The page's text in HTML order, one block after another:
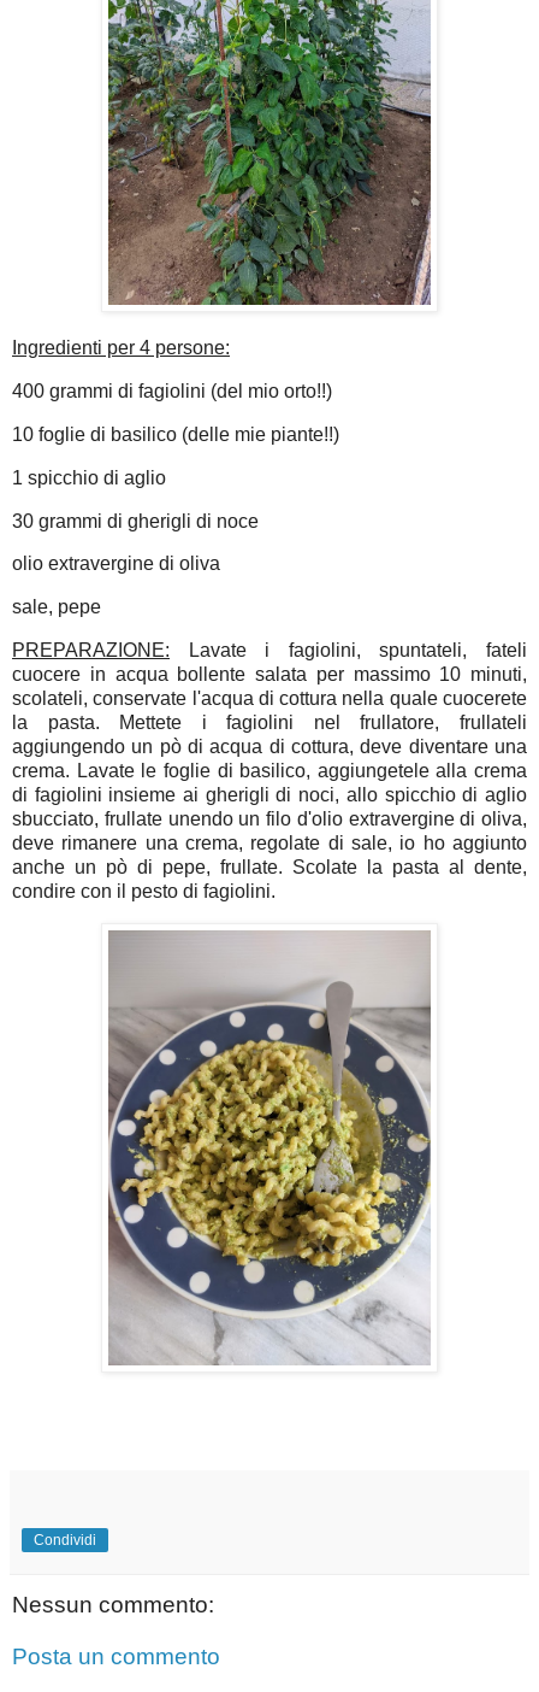
Ingredienti per 4 persone:
400 grammi di fagiolini (del mio orto!!)
10 foglie di basilico (delle mie piante!!)
1 spicchio di aglio
30 grammi di gherigli di noce
olio extravergine di oliva
sale, pepe
PREPARAZIONE: Lavate i fagiolini, spuntateli, fateli
cuocere in acqua bollente salata per massimo 10 minuti,
scolateli, conservate l'acqua di cottura nella quale cuocerete
la pasta. Mettete i fagiolini nel frullatore, frullateli
aggiungendo un pò di acqua di cottura, deve diventare una
crema. Lavate le foglie di basilico, aggiungetele alla crema
di fagiolini insieme ai gherigli di noci, allo spicchio di aglio
sbucciato, frullate unendo un filo d'olio extravergine di oliva,
deve rimanere una crema, regolate di sale, io ho aggiunto
anche un pò di pepe, frullate. Scolate la pasta al dente,
condire con il pesto di fagiolini.
Condividi
Nessun commento:
Posta un commento